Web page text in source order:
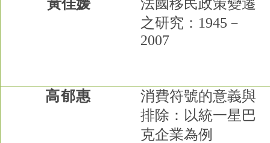
黃佳媛
法國移民政策變遷
之研究： 1945 －
2007
高郁惠
消費符號的意義與
排除：以統一星巴
克企業為例